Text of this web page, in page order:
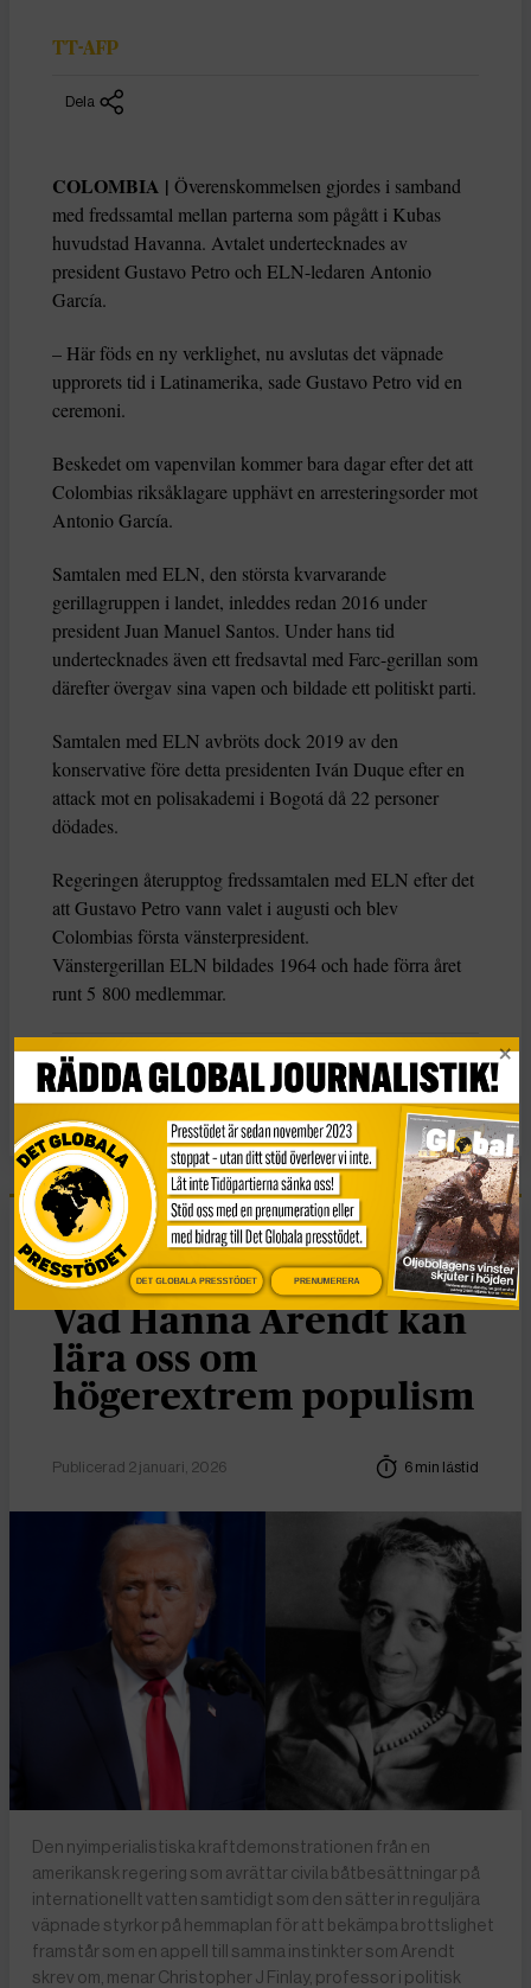
TT-AFP
Dela
COLOMBIA | Överenskommelsen gjordes i samband
med fredssamtal mellan parterna som pågått i Kubas
huvudstad Havanna. Avtalet undertecknades av
president Gustavo Petro och ELN-ledaren Antonio
García.
– Här föds en ny verklighet, nu avslutas det väpnade
upprorets tid i Latinamerika, sade Gustavo Petro vid en
ceremoni.
Beskedet om vapenvilan kommer bara dagar efter det att
Colombias riksåklagare upphävt en arresteringsorder mot
Antonio García.
Samtalen med ELN, den största kvarvarande
gerillagruppen i landet, inleddes redan 2016 under
president Juan Manuel Santos. Under hans tid
undertecknades även ett fredsavtal med Farc-gerillan som
därefter övergav sina vapen och bildade ett politiskt parti.
Samtalen med ELN avbröts dock 2019 av den
konservative före detta presidenten Iván Duque efter en
attack mot en polisakademi i Bogotá då 22 personer
dödades.
Regeringen återupptog fredssamtalen med ELN efter det
att Gustavo Petro vann valet i augusti och blev
Colombias första vänsterpresident.
Vänstergerillan ELN bildades 1964 och hade förra året
runt 5 800 medlemmar.
KATEGORI
Nyheter
Essä
Vad Hanna Arendt kan
lära oss om
högerextrem populism
Publicerad 2 januari, 2026 6 min lästid
Den nyimperialistiska kraftdemonstrationen från en
amerikansk regering som avrättar civila båtbesättningar på
internationellt vatten samtidigt som den sätter in reguljära
väpnade styrkor på hemmaplan för att bekämpa brottslighet
framstår som en appell till samma instinkter som Arendt
skrev om, menar Christopher J Finlay, professor i politisk
DET GLOBALA PRESSTÖDET PRENUMERERA